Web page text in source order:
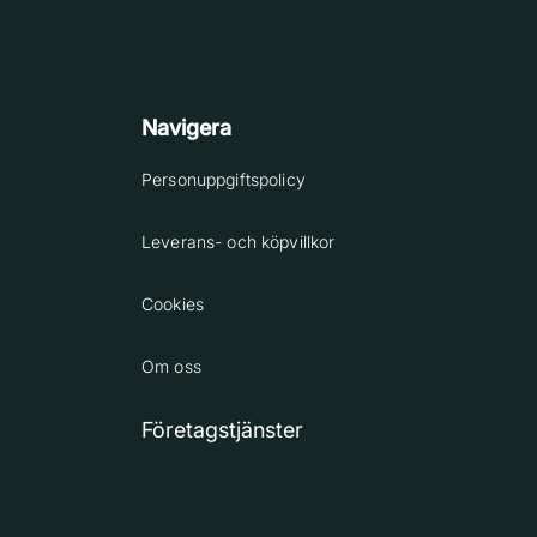
Navigera
Personuppgiftspolicy
Leverans- och köpvillkor
Cookies
Om oss
Företagstjänster